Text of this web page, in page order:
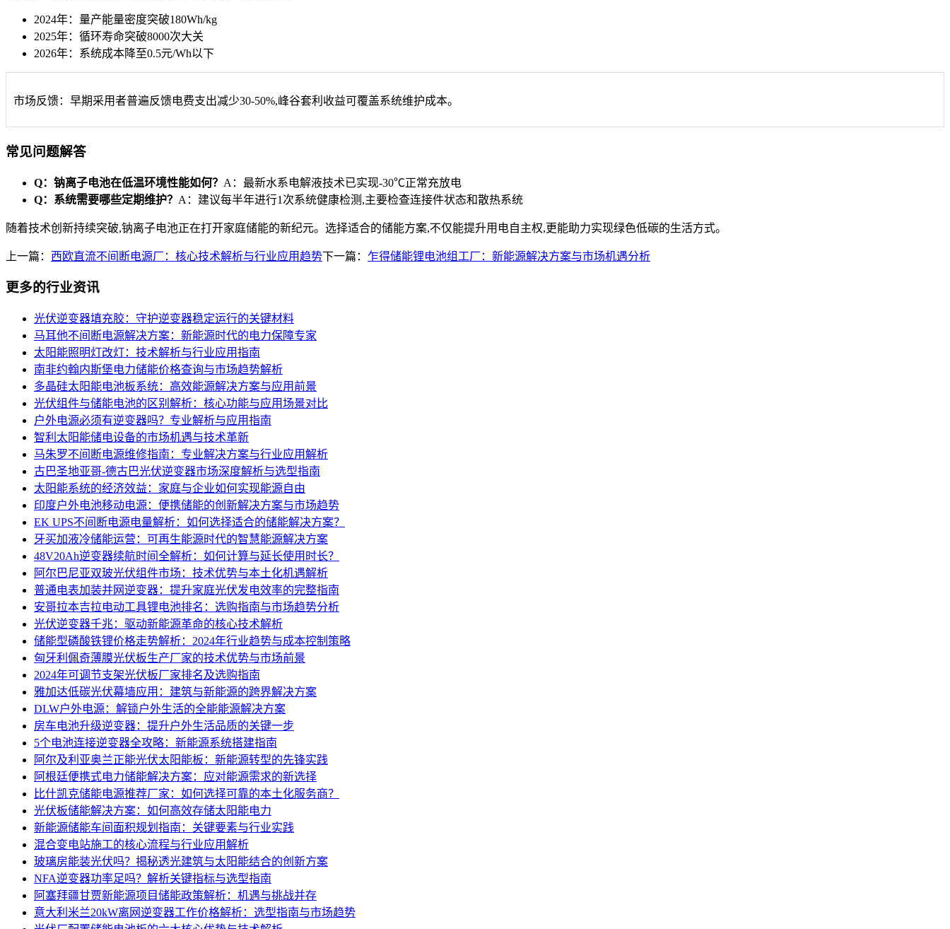
2024年：量产能量密度突破180Wh/kg
2025年：循环寿命突破8000次大关
2026年：系统成本降至0.5元/Wh以下
市场反馈：早期采用者普遍反馈电费支出减少30-50%,峰谷套利收益可覆盖系统维护成本。
常见问题解答
Q：钠离子电池在低温环境性能如何？ A：最新水系电解液技术已实现-30℃正常充放电
Q：系统需要哪些定期维护？ A：建议每半年进行1次系统健康检测,主要检查连接件状态和散热系统
随着技术创新持续突破,钠离子电池正在打开家庭储能的新纪元。选择适合的储能方案,不仅能提升用电自主权,更能助力实现绿色低碳的生活方式。
上一篇： 西欧直流不间断电源厂：核心技术解析与行业应用趋势下一篇： 乍得储能锂电池组工厂：新能源解决方案与市场机遇分析
更多的行业资讯
光伏逆变器填充胶：守护逆变器稳定运行的关键材料
马耳他不间断电源解决方案：新能源时代的电力保障专家
太阳能照明灯改灯：技术解析与行业应用指南
南非约翰内斯堡电力储能价格查询与市场趋势解析
多晶硅太阳能电池板系统：高效能源解决方案与应用前景
光伏组件与储能电池的区别解析：核心功能与应用场景对比
户外电源必须有逆变器吗？专业解析与应用指南
智利太阳能储电设备的市场机遇与技术革新
马朱罗不间断电源维修指南：专业解决方案与行业应用解析
古巴圣地亚哥-德古巴光伏逆变器市场深度解析与选型指南
太阳能系统的经济效益：家庭与企业如何实现能源自由
印度户外电池移动电源：便携储能的创新解决方案与市场趋势
EK UPS不间断电源电量解析：如何选择适合的储能解决方案？
牙买加液冷储能运营：可再生能源时代的智慧能源解决方案
48V20Ah逆变器续航时间全解析：如何计算与延长使用时长？
阿尔巴尼亚双玻光伏组件市场：技术优势与本土化机遇解析
普通电表加装并网逆变器：提升家庭光伏发电效率的完整指南
安哥拉本吉拉电动工具锂电池排名：选购指南与市场趋势分析
光伏逆变器千兆：驱动新能源革命的核心技术解析
储能型磷酸铁锂价格走势解析：2024年行业趋势与成本控制策略
匈牙利佩奇薄膜光伏板生产厂家的技术优势与市场前景
2024年可调节支架光伏板厂家排名及选购指南
雅加达低碳光伏幕墙应用：建筑与新能源的跨界解决方案
DLW户外电源：解锁户外生活的全能能源解决方案
房车电池升级逆变器：提升户外生活品质的关键一步
5个电池连接逆变器全攻略：新能源系统搭建指南
阿尔及利亚奥兰正能光伏太阳能板：新能源转型的先锋实践
阿根廷便携式电力储能解决方案：应对能源需求的新选择
比什凯克储能电源推荐厂家：如何选择可靠的本土化服务商？
光伏板储能解决方案：如何高效存储太阳能电力
新能源储能车间面积规划指南：关键要素与行业实践
混合变电站施工的核心流程与行业应用解析
玻璃房能装光伏吗？揭秘透光建筑与太阳能结合的创新方案
NFA逆变器功率足吗？解析关键指标与选型指南
阿塞拜疆甘贾新能源项目储能政策解析：机遇与挑战并存
意大利米兰20kW离网逆变器工作价格解析：选型指南与市场趋势